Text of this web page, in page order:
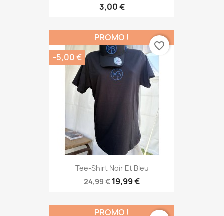
3,00 €
Tee-Shirt Noir Et Bleu
24,99 € 19,99 €
PROMO !
-5,00 €
favorite_border
PROMO !